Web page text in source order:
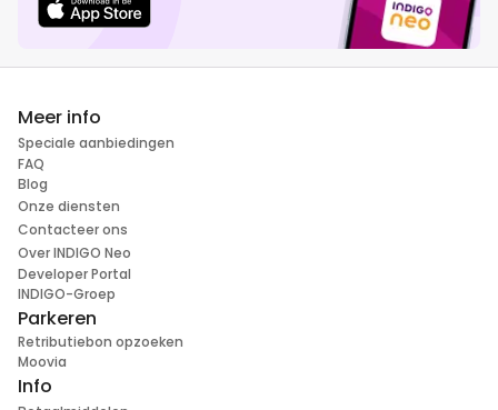
Meer info
Speciale aanbiedingen
FAQ
Blog
Onze diensten
Contacteer ons
Over INDIGO Neo
Developer Portal
INDIGO-Groep
Parkeren
Retributiebon opzoeken
Moovia
Info